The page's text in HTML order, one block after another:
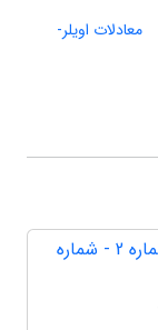
معادلات اویلر-
دوره 26، شماره 2 - شماره